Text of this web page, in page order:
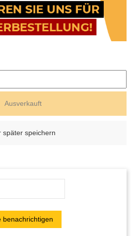
Ausverkauft
später speichern